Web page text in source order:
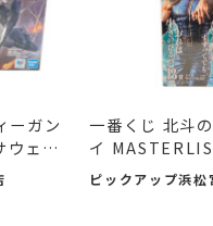
ーガン
ウェ
一番くじ 北斗
イ
ュ...
ピックアップ浜松